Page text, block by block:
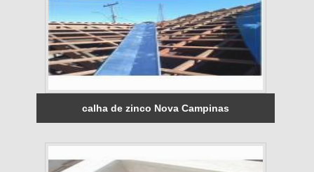
calha de zinco Nova Campinas